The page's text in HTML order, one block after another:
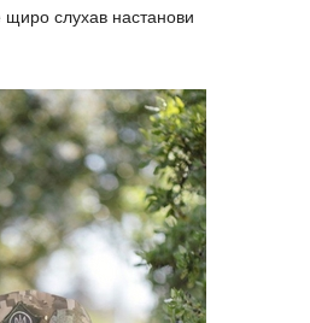
слухав настанови